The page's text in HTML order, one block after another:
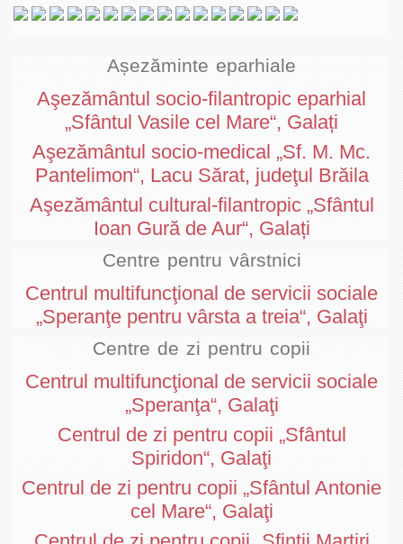
Așezăminte eparhiale
Aşezământul socio-filantropic eparhial
„Sfântul Vasile cel Mare“, Galați
Aşezământul socio-medical „Sf. M. Mc.
Pantelimon“, Lacu Sărat, judeţul Brăila
Aşezământul cultural-filantropic „Sfântul
Ioan Gură de Aur“, Galați
Centre pentru vârstnici
Centrul multifuncţional de servicii sociale
„Speranţe pentru vârsta a treia“, Galaţi
Centre de zi pentru copii
Centrul multifuncţional de servicii sociale
„Speranţa“, Galaţi
Centrul de zi pentru copii „Sfântul
Spiridon“, Galaţi
Centrul de zi pentru copii „Sfântul Antonie
cel Mare“, Galaţi